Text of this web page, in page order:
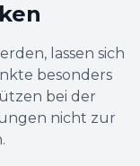
lassen sich
besonders
bei der
nicht zur